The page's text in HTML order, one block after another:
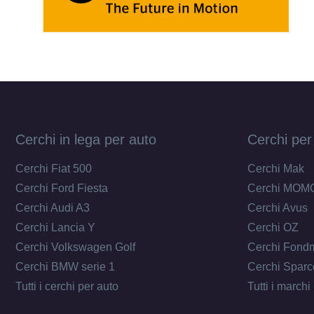
Cerchi in lega per auto
Cerchi Fiat 500
Cerchi Ford Fiesta
Cerchi Audi A3
Cerchi Lancia Y
Cerchi Volkswagen Golf
Cerchi BMW serie 1
Tutti i cerchi per auto
Cerchi
Cerchi Mak
Cerchi
Cerchi Avus
Cerchi OZ
Cerchi
Cerchi
Tutti i marchi